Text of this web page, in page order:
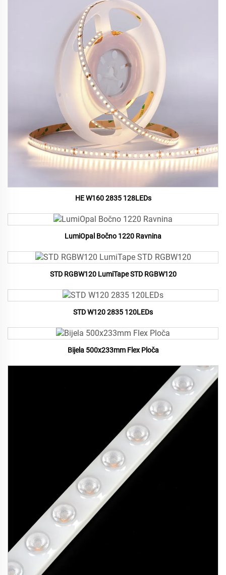
HE W160 2835 128LEDs
LumiOpal Bočno 1220 Ravnina
STD RGBW120 LumiTape STD RGBW120
STD W120 2835 120LEDs
Bijela 500x233mm Flex Ploča